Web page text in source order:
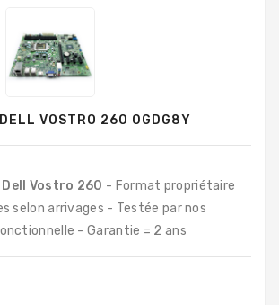
VOSTRO 260 0GDG8Y
Vostro 260 - Format propriétaire
selon arrivages - Testée par nos
- Garantie = 2 ans